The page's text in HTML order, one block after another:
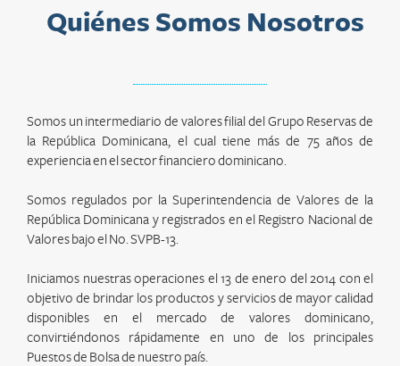
Quiénes Somos Nosotros
Somos un intermediario de valores filial del Grupo Reservas de
la República Dominicana, el cual tiene más de 75 años de
experiencia en el sector financiero dominicano.
Somos regulados por la Superintendencia de Valores de la
República Dominicana y registrados en el Registro Nacional de
Valores bajo el No. SVPB-13.
Iniciamos nuestras operaciones el 13 de enero del 2014 con el
objetivo de brindar los productos y servicios de mayor calidad
disponibles en el mercado de valores dominicano,
convirtiéndonos rápidamente en uno de los principales
Puestos de Bolsa de nuestro país.